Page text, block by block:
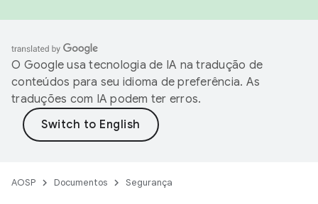
O Google usa tecnologia de IA na tradução de
conteúdos para seu idioma de preferência. As
traduções com IA podem ter erros.
AOSP Documentos Segurança